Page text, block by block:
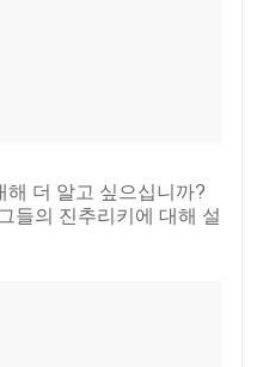
해 더 알고 싶으십니까?
들의 진추리키에 대해 설